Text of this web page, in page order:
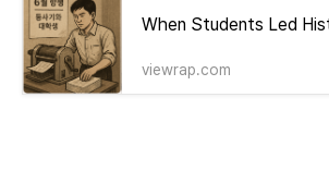
viewrap.com